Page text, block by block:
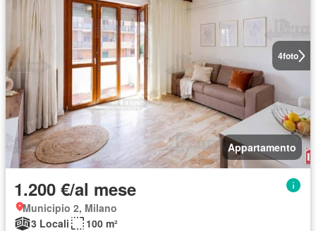
4foto
Appartamento
1.200 €/al mese
Municipio 2, Milano
3 Locali
100 m²